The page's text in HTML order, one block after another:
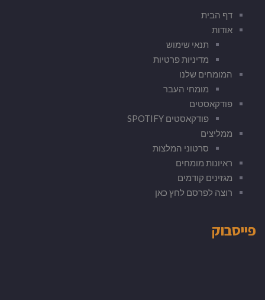
דף הבית
אודות
תנאי שימוש
מדיניות פרטיות
המומחים שלנו
מומחי העבר
פודקאסטים
פודקאסטים SPOTIFY
ממליצים
סרטוני המלצות
ראיונות מומחים
מגזינים קודמים
רוצה לפרסם לחץ כאן
פייסבוק